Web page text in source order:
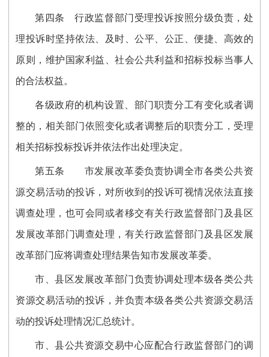
第四条 行政监督部门受理投诉按照分级负责，处
理投诉时坚持依法、及时、公平、公正、便捷、高效的
原则，维护国家利益、社会公共利益和招标投标当事人
的合法权益。
各级政府的机构设置、部门职责分工有变化或者调
整的，相关部门依照变化或者调整后的职责分工，受理
相关招标投标投诉并依法作出处理决定。
第五条 市发展改革委负责协调全市各类公共资
源交易活动的投诉，对所收到的投诉可视情况依法直接
调查处理，也可会同或者移交有关行政监督部门及县区
发展改革部门调查处理，有关行政监督部门及县区发展
改革部门应将调查处理结果告知市发展改革委。
市、县区发展改革部门负责协调处理本级各类公共
资源交易活动的投诉，并负责本级各类公共资源交易活
动的投诉处理情况汇总统计。
市、县公共资源交易中心应配合行政监督部门的调